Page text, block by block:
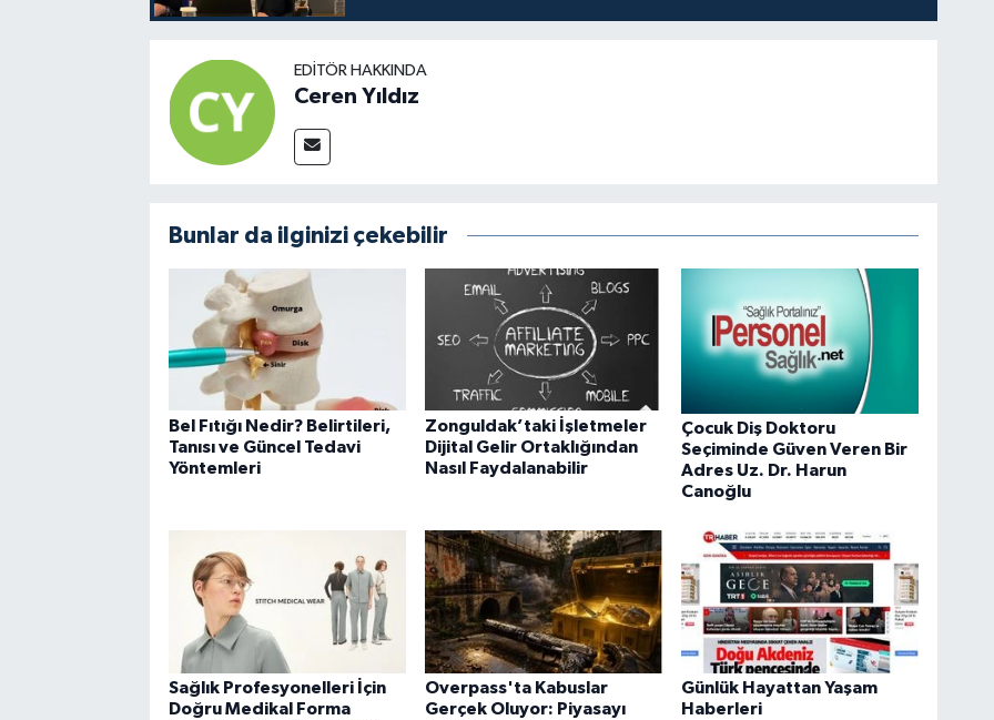
EDITÖR HAKKINDA
Ceren Yıldız
Bunlar da ilginizi çekebilir
Bel Fıtığı Nedir? Belirtileri,
Tanısı ve Güncel Tedavi
Yöntemleri
Zonguldak’taki İşletmeler
Dijital Gelir Ortaklığından
Nasıl Faydalanabilir
Çocuk Diş Doktoru
Seçiminde Güven Veren Bir
Adres Uz. Dr. Harun
Canoğlu
Sağlık Profesyonelleri İçin
Doğru Medikal Forma
Overpass'ta Kabuslar
Gerçek Oluyor: Piyasayı
Günlük Hayattan Yaşam
Haberleri